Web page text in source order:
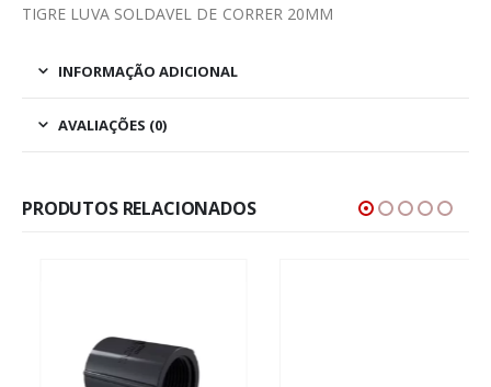
TIGRE LUVA SOLDAVEL DE CORRER 20MM
INFORMAÇÃO ADICIONAL
AVALIAÇÕES (0)
PRODUTOS RELACIONADOS